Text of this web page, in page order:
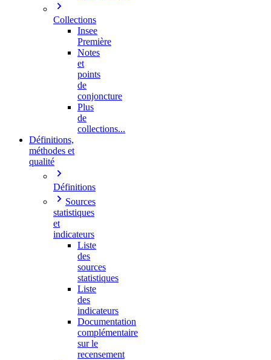
Collections
Insee
Première
Notes
et
points
de
conjoncture
Plus
de
collections...
Définitions,
méthodes et
qualité
Définitions
Sources
statistiques
et
indicateurs
Liste
des
sources
statistiques
Liste
des
indicateurs
Documentation
complémentaire
sur le
recensement